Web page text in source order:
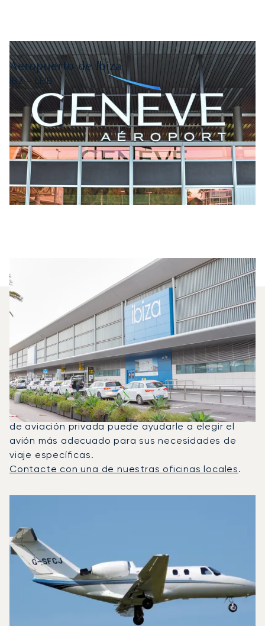
Aeropuerto de Ibiza
IBZ - LEIB
¿Qué Jets Privados Se
Alquilan Con Más Frecuencia
Entre Ginebra E Ibiza?
En 2025, el Citation CJ1, el Beechjet 400A y el PC-
12 NG fueron los jets privados más utilizados para
vuelos entre Ibiza y Ginebra. Un asesor dedicado
de aviación privada puede ayudarle a elegir el
avión más adecuado para sus necesidades de
viaje específicas.
Contacte con una de nuestras oficinas locales.
Autonomía (NM)